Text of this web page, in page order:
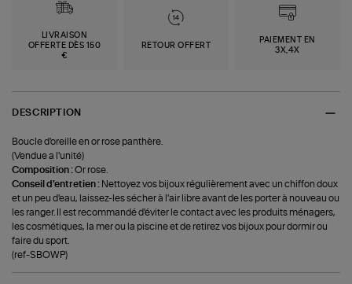
LIVRAISON
OFFERTE DÈS 150
€
RETOUR OFFERT
PAIEMENT EN
3X,4X
DESCRIPTION
Boucle d'oreille en or rose panthère.
(Vendue a l'unité)
Composition :Or rose.
Conseil d'entretien : Nettoyez vos bijoux régulièrement avec un chiffon doux
et un peu d'eau, laissez-les sécher à l'air libre avant de les porter à nouveau ou
les ranger. Il est recommandé d'éviter le contact avec les produits ménagers,
les cosmétiques, la mer ou la piscine et de retirez vos bijoux pour dormir ou
faire du sport.
(ref-SBOWP)